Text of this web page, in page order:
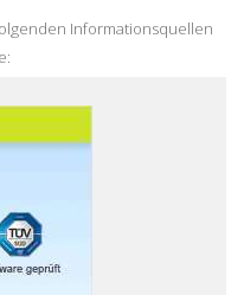
Informationsquellen